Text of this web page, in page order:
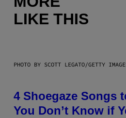
LIKE THIS
PHOTO BY SCOTT LEGATO/GETTY
4 Shoegaze Songs
You Don’t Know if